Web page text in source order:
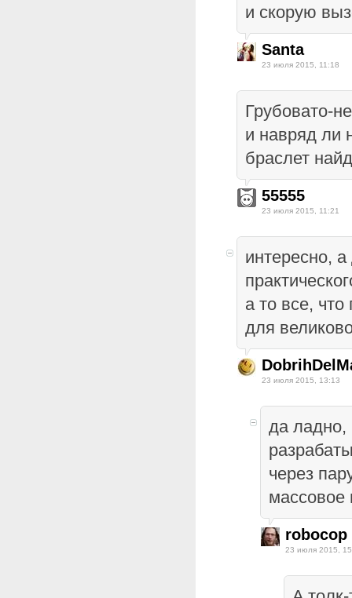
и скорую
Santa
23 июля 2015, 11:18
Грубовато-
и навряд ли
браслет
55555
23 июля 2015, 11:21
интересно,
а то все,
для
23 июля 2015, 13:13
да ладно,
через
массовое
robocop
23 июля 2015,